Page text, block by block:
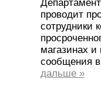
проводит
сотрудники
магазинах и
сообщения
дальше »